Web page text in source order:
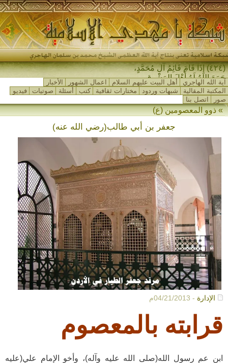
(٤٢٤) إِذَا قَامَ قَائِمُ آلِ مُحَمَّدٍ،
جَمَعَ اللهُ لَهُ أَهْلَ المَشْرِقِ
وَأَهْلَ_
آية الله الهاجري أهل البيت عليهم السلام اعمال الشهور
الأخبار
المكتبة المقالية
شبهات وردود مختارات ثقافية كتب أسئلة صوتيات
فيديو
صور
اتصل بنا
» ذوو المعصومين (ع)
جعفر بن أبي طالب(رضي الله عنه)
الإدارة - 04/21/2013م
قرابته بالمعصوم
ابن عم رسول الله(صلى الله عليه وآله)، وأخو الإمام علي(عليه